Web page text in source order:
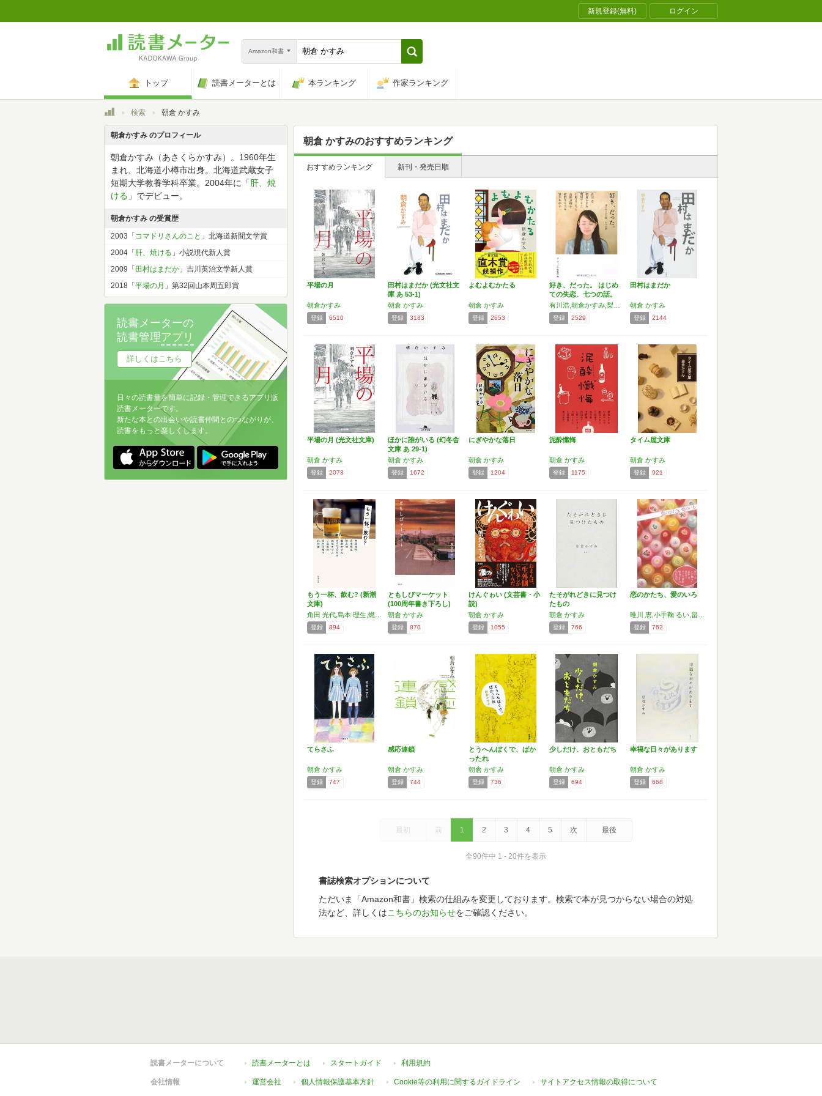
新規登録(無料) ログイン
Amazon和書
トップ 読書メーターとは 本ランキング 作家ランキング
トップ検索 朝倉 かすみ
朝倉 かすみのおすすめランキング
おすすめランキング 新刊・発売日順
平場の月
朝倉かすみ
登録 6510
田村はまだか (光文社文
庫 あ 53-1)
朝倉 かすみ
登録 3183
よむよむかたる
朝倉 かすみ
登録 2653
好き、だった。 はじめ
ての失恋、七つの話。
(…
登録 2529
田村はまだか
朝倉 かすみ
登録 2144
平場の月 (光文社文庫)
朝倉 かすみ
登録 2073
ほかに誰がいる (幻冬舎
文庫 あ 29-1)
朝倉 かすみ
登録 1672
にぎやかな落日
朝倉 かすみ
登録 1204
泥酔懺悔
朝倉 かすみ
登録 1175
タイム屋文庫
朝倉 かすみ
登録 921
もう一杯、飲む? (新潮
文庫)
登録 894
ともしびマーケット
(100周年書き下ろし)
朝倉 かすみ
登録 870
けんぐゎい (文芸書・小
説)
朝倉 かすみ
登録 1055
たそがれどきに見つけ
たもの
朝倉 かすみ
登録 766
恋のかたち、愛のいろ
登録 762
てらさふ
朝倉 かすみ
登録 747
感応連鎖
朝倉 かすみ
登録 744
とうへんぼくで、ばか
ったれ
朝倉 かすみ
登録 736
少しだけ、おともだち
朝倉 かすみ
登録 694
幸福な日々があります
朝倉 かすみ
登録 668
最初 前 1 2 3 4 5 次 最後
全90件中 1 - 20件を表示
書誌検索オプションについて
ただいま「Amazon和書」検索の仕組みを変更しております。検索で本が見つからない場合の対処
法など、詳しくはこちらのお知らせをご確認ください。
朝倉かすみ のプロフィール
朝倉かすみ（あさくらかすみ）。1960年生
まれ、北海道小樽市出身。北海道武蔵女子
短期大学教養学科卒業。2004年に「 肝、焼
ける 」でデビュー。
朝倉かすみ の受賞歴
2003「 コマドリさんのこと 」北海道新聞文学賞
2004「 肝、焼ける 」小説現代新人賞
2009「 田村はまだか 」吉川英治文学新人賞
2018「 平場の月 」第32回山本周五郎賞
読書メーターの
読書管理アプリ
詳しくはこちら
日々の読書量を簡単に記録・管理できるアプリ版
読書メーターです。
新たな本との出会いや読書仲間とのつながりが、
読書をもっと楽しくします。
読書メーターについて 読書メーターとは スタートガイド 利用規約
会社情報 運営会社 個人情報保護基本方針 Cookie等の利用に関するガイドライン サイトアクセス情報の取得について